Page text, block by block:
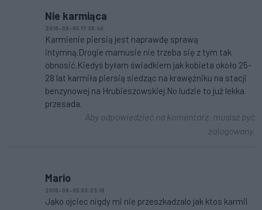
Nie karmiąca
2016-08-05 17:36:49
Karmienie piersią jest naprawdę sprawą
intymną.Drogie mamusie nie trzeba się z tym tak
obnosić.Kiedyś byłam świadkiem jak kobieta około 25-
28 lat karmiła piersią siedząc na krawężniku na stacji
benzynowej na Hrubieszowskiej.No ludzie to już lekka
przesada.
Aby odpowiedzieć na komentarz, musisz być
zalogowany.
Mario
2016-08-05 03:23:16
Jako ojciec nigdy mi nie przeszkadzalo jak ktos karmil